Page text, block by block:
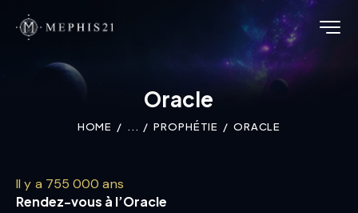
Oracle
HOME ... PROPHÉTIE ORACLE
Il y a 755 000 ans
Rendez-vous à l’Oracle